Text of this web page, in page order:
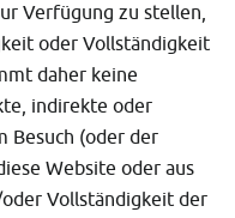
Verfügung zu stellen,
oder Vollständigkeit
daher keine
indirekte oder
Besuch (oder der
Website oder aus
Vollständigkeit der